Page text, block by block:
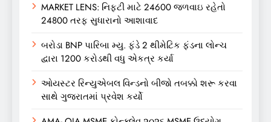
MARKET LENS: નિફ્ટી માટે 24600 જળવાઇ રહેતો
24800 તરફ સુધારાનો આશાવાદ
બરોડા BNP પારિબા મ્યુ. ફંડે 2 થીમેટિક ફંડના લોન્ચ
દ્વારા 1200 કરોડથી વધુ એકત્ર કર્યા
ઓયસ્ટર રિન્યુએબલ વિન્ડનો બીજો તબક્કો શરૂ કરવા
સાથે ગુજરાતમાં પ્રવેશ કર્યો